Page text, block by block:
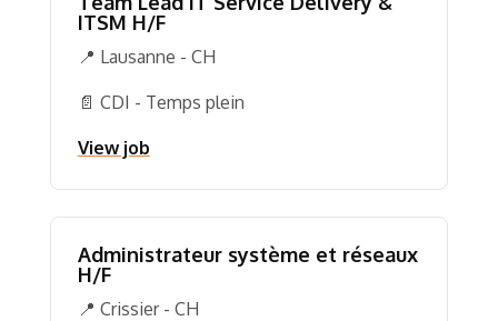
ITSM H/F
📍 Lausanne - CH
📄 CDI - Temps plein
View job
Administrateur système et réseaux
H/F
📍 Crissier - CH